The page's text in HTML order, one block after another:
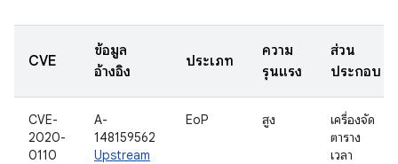
CVE
ข้อมูล
อ้างอิง
ประเภท
ความ
รุนแรง
ส่วน
ประกอบ
CVE-
2020-
0110
A-
148159562
Upstream
EoP สูง
เครื่องจัด
ตาราง
เวลา